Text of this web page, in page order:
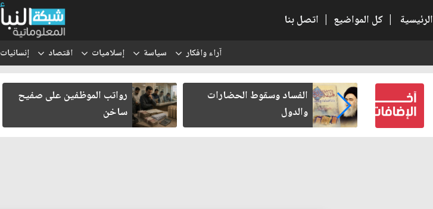
الرئيسية | كل المواضيع | اتصل بنا
آراء وافكار سياسة إسلاميات اقتصاد إنسانيات
كتب لنفسه
الفساد وسقوط الحضارات
والدول
رواتب الموظفين على صفيح
ساخن